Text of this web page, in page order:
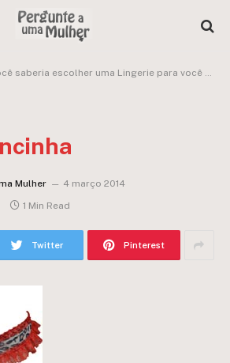
saberia escolher uma Lingerie para você ou para dar de presente?
Mulher
4 março 2014
1 Min Read
Twitter Pinterest